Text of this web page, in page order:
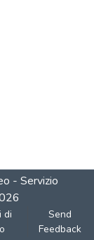
- Servizio
di
Send
Feedback